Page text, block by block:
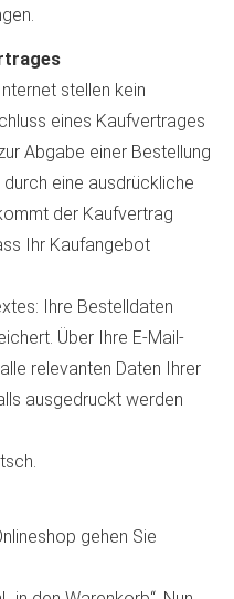
stellen kein
eines Kaufvertrages
Abgabe einer Bestellung
eine ausdrückliche
der Kaufvertrag
Ihr Kaufangebot
Ihre Bestelldaten
Über Ihre E-Mail-
relevanten Daten Ihrer
ausgedruckt werden
gehen Sie